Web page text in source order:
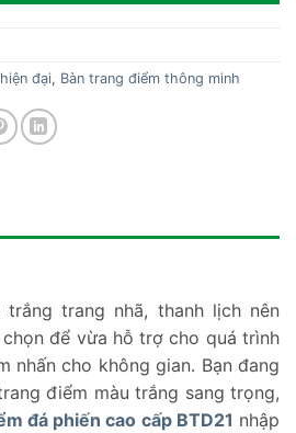
đại, Bàn trang điểm thông minh
trang nhã, thanh lịch nên
để vừa hỗ trợ cho quá trình
nhấn cho không gian. Bạn đang
điểm màu trắng sang trọng,
đá phiến cao cấp BTD21 nhập